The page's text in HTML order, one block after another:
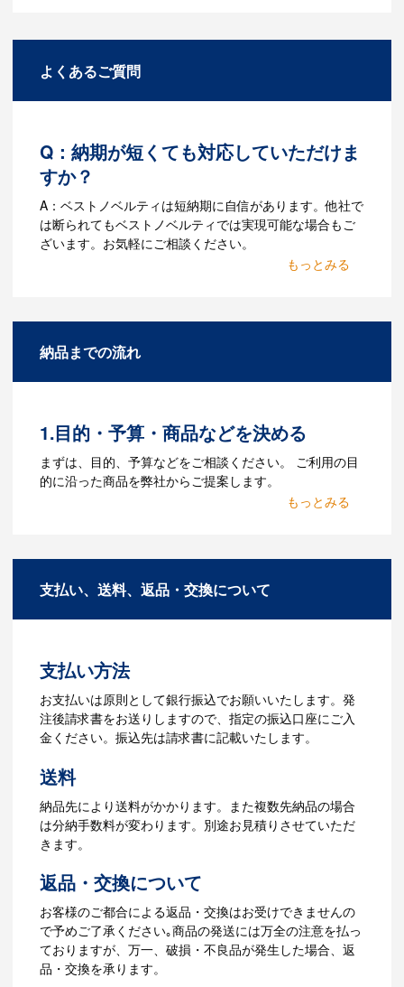
よくあるご質問
Q：納期が短くても対応していただけま
すか？
A：ベストノベルティは短納期に自信があります。他社で
は断られてもベストノベルティでは実現可能な場合もご
ざいます。お気軽にご相談ください。
があります。Adobe illustratorのaiファイ
Q：ウェブサイトに掲載され
ていないオリジナルのノベル
タマイズが可能です。お気軽にご相談く
納品までの流れ
1.目的・予算・商品などを決める
まずは、目的、予算などをご相談ください。 ご利用の目
的に沿った商品を弊社からご提案します。
お見積を弊社からお出しします。
3.発注・データ入稿
ら、ご注文書をお送りします。
【名入れをする場合】名入れに必要なデ
ータをご入稿頂き、名入れイメージをデ
ータでご確認いただきます。
4.納品
【名入れをする場合】データのご入稿後
３週間程度で納品となります。
【名入れなしの場合】在庫がある場合、3
～5営業日程度で納品となります。
ご利用ガイドをもっとみる
支払い、送料、返品・交換について
支払い方法
お支払いは原則として銀行振込でお願いいたします。発
注後請求書をお送りしますので、指定の振込口座にご入
金ください。振込先は請求書に記載いたします。
送料
納品先により送料がかかります。また複数先納品の場合
は分納手数料が変わります。別途お見積りさせていただ
きます。
返品・交換について
お客様のご都合による返品・交換はお受けできませんの
で予めご了承ください｡商品の発送には万全の注意を払っ
ておりますが、万一、破損・不良品が発生した場合、返
品・交換を承ります。